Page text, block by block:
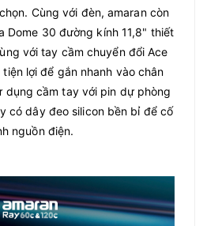
Cùng với đèn, amaran còn
Dome 30 đường kính 11,8" thiết
với tay cầm chuyển đổi Ace
lợi để gắn nhanh vào chân
dụng cầm tay với pin dự phòng
có dây đeo silicon bền bỉ để cố
nguồn điện.